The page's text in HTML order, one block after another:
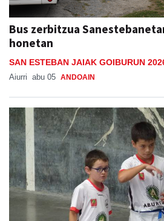
Bus zerbitzua
honetan
SAN ESTEBAN JAIAK GOIBURUN
Aiurri abu 05 ANDOAIN